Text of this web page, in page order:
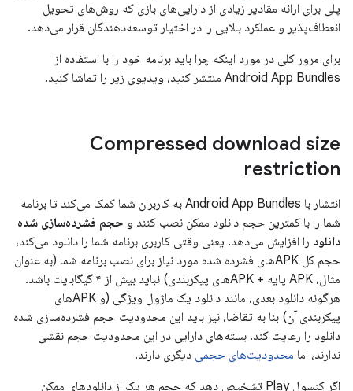
پلی برای ارائه مقادیر زیادی از دارایی‌های بازی که روش‌های تحویل
انعطاف‌پذیر و عملکرد بالایی را در اختیار توسعه‌دهندگان قرار می‌دهد.
برای مرور کلی در مورد اینکه چرا باید برنامه خود را با استفاده از
Android App Bundles منتشر کنید، ویدیوی زیر را تماشا کنید.
Compressed download size
restriction
انتشار با Android App Bundles به کاربران شما کمک می‌کند تا برنامه
شما را با کمترین حجم دانلود ممکن نصب کنند و حجم فشرده‌سازی شده
دانلود را افزایش می‌دهد. یعنی وقتی کاربری برنامه شما را دانلود می‌کند،
حجم کل APKهای فشرده شده مورد نیاز برای نصب برنامه شما (به عنوان
مثال، APK پایه + APKهای پیکربندی) نباید بیش از ۴ گیگابایت باشد.
هرگونه دانلود بعدی، مانند دانلود یک ماژول ویژگی (و APKهای
پیکربندی آن) بنا به تقاضا، نیز باید این محدودیت حجم فشرده‌سازی شده
دانلود را رعایت کند. بسته‌های دارایی در این محدودیت حجم نقشی
ندارند، اما محدودیت‌های حجمی دیگری دارند.
اگر کنسول Play تشخیص دهد که حجم هر یک از دانلودهای ممکن